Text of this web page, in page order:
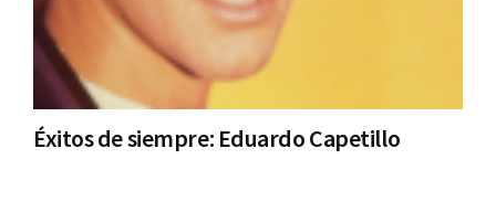
Éxitos de siempre: Eduardo Capetillo